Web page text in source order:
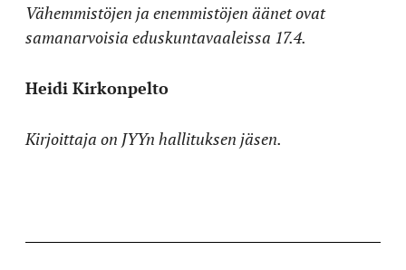
Vähemmistöjen ja enemmistöjen äänet ovat
samanarvoisia eduskuntavaaleissa 17.4.
Heidi Kirkonpelto
Kirjoittaja on JYYn hallituksen jäsen.